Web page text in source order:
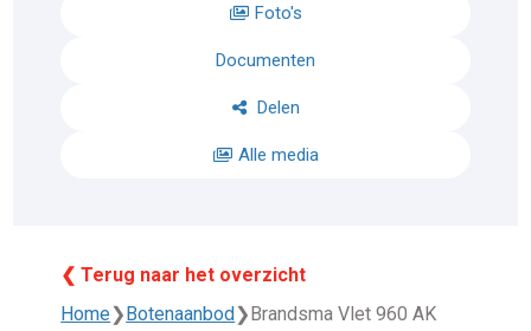
Foto's
Documenten
Delen
Alle media
❮ Terug naar het overzicht
Home❯Botenaanbod❯Brandsma Vlet 960 AK